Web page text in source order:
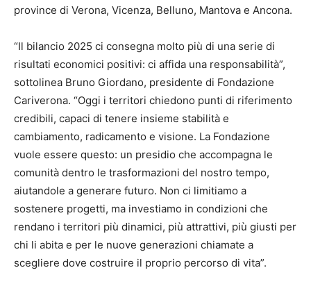
province di Verona, Vicenza, Belluno, Mantova e Ancona.
“Il bilancio 2025 ci consegna molto più di una serie di
risultati economici positivi: ci affida una responsabilità”,
sottolinea Bruno Giordano, presidente di Fondazione
Cariverona. “Oggi i territori chiedono punti di riferimento
credibili, capaci di tenere insieme stabilità e
cambiamento, radicamento e visione. La Fondazione
vuole essere questo: un presidio che accompagna le
comunità dentro le trasformazioni del nostro tempo,
aiutandole a generare futuro. Non ci limitiamo a
sostenere progetti, ma investiamo in condizioni che
rendano i territori più dinamici, più attrattivi, più giusti per
chi li abita e per le nuove generazioni chiamate a
scegliere dove costruire il proprio percorso di vita”.